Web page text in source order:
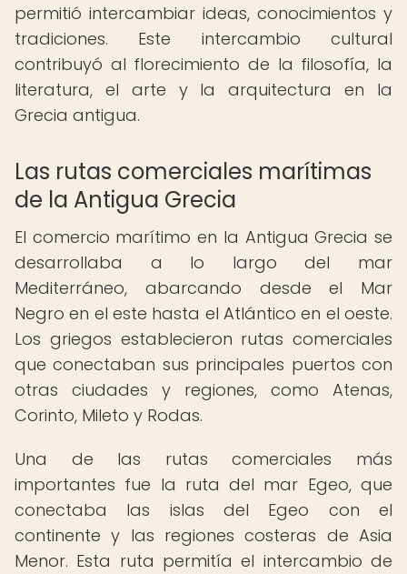
permitió intercambiar ideas, conocimientos y
tradiciones. Este intercambio cultural
contribuyó al florecimiento de la filosofía, la
literatura, el arte y la arquitectura en la
Grecia antigua.
Las rutas comerciales marítimas
de la Antigua Grecia
El comercio marítimo en la Antigua Grecia se
desarrollaba a lo largo del mar
Mediterráneo, abarcando desde el Mar
Negro en el este hasta el Atlántico en el oeste.
Los griegos establecieron rutas comerciales
que conectaban sus principales puertos con
otras ciudades y regiones, como Atenas,
Corinto, Mileto y Rodas.
Una de las rutas comerciales más
importantes fue la ruta del mar Egeo, que
conectaba las islas del Egeo con el
continente y las regiones costeras de Asia
Menor. Esta ruta permitía el intercambio de